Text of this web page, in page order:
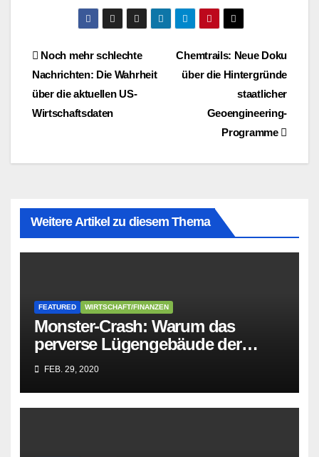
BeitragsnavigationChemtrails: Neue Doku
über die Hintergründe
staatlicher
Geoengineering-
Programme
Noch mehr schlechte
Nachrichten: Die Wahrheit
über die aktuellen US-
Wirtschaftsdaten
Weitere Artikel zu diesem Thema
FEATURED WIRTSCHAFT/FINANZEN
Monster-Crash: Warum das
perverse Lügengebäude der
Sozialisten in sich
zusammenbricht!
FEB. 29, 2020